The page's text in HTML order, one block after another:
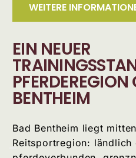
WEITERE
EIN NEUER
BENTHEIM
Bad Bentheim liegt
Reitsportregion: ländlich